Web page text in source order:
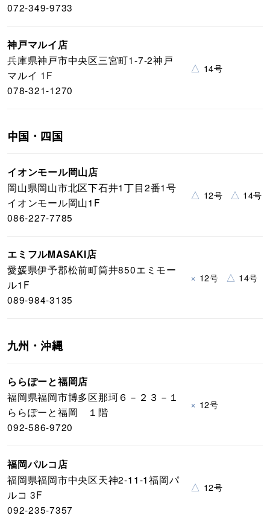
072-349-9733
神戸マルイ店
兵庫県神戸市中央区三宮町1-7-2神戸
マルイ 1F
078-321-1270
△ 14号
中国・四国
イオンモール岡山店
岡山県岡山市北区下石井1丁目2番1号
イオンモール岡山1F
086-227-7785
△ 12号 △ 14号
エミフルMASAKI店
愛媛県伊予郡松前町筒井850エミモー
ル1F
089-984-3135
× 12号 △ 14号
九州・沖縄
ららぽーと福岡店
福岡県福岡市博多区那珂６－２３－１
ららぽーと福岡 １階
092-586-9720
× 12号
福岡パルコ店
福岡県福岡市中央区天神2-11-1福岡パ
ルコ 3F
092-235-7357
△ 12号